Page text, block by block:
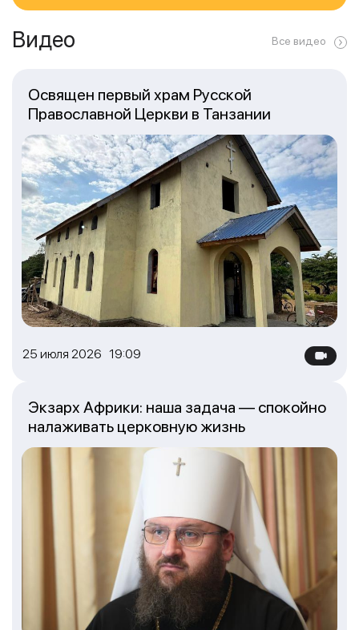
Видео Все видео
25 июля 2026 19:09
Освящен первый храм Русской
Православной Церкви в Танзании
Экзарх Африки: наша задача — спокойно
налаживать церковную жизнь